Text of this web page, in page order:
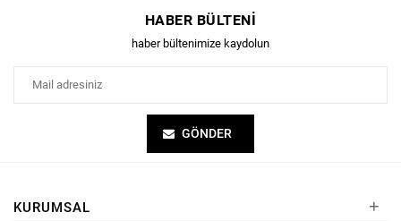
HABER BÜLTENI
haber bültenimize kaydolun
GÖNDER
KURUMSAL +